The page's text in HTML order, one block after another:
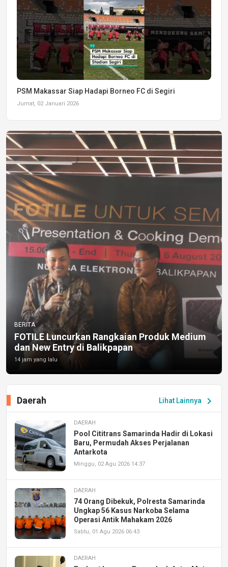
PSM Makassar Siap Hadapi Borneo FC di Segiri
Jumat, 02 Januari 2026
BERITA
FOTILE Luncurkan Rangkaian Produk Medium
dan New Entry di Balikpapan
14 jam yang lalu
Lihat Lainnya chevron_right
Daerah
DAERAH
Pool Cititrans Samarinda Hadir di Lokasi
Baru, Permudah Akses Perjalanan
Antarkota
Minggu, 02 Agu 2026 14:37
DAERAH
74 Orang Dibekuk, Polresta Samarinda
Ungkap 56 Kasus Narkoba Selama
Operasi Antik Mahakam 2026
Sabtu, 01 Agu 2026 06:43
DAERAH